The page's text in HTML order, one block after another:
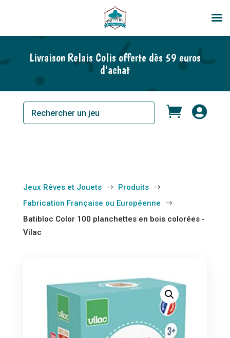
Livraison Relais Colis offerte dès 59 euros
d’achat
 
Jeux Rêves et Jouets $ Produits $
Fabrication Française ou Européenne $
Batibloc Color 100 planchettes en bois colorées -
Vilac